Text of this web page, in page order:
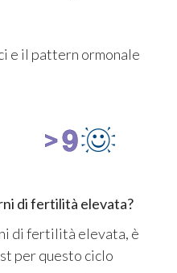
e il pattern ormonale
di fertilità elevata?
di fertilità elevata, è
per questo ciclo